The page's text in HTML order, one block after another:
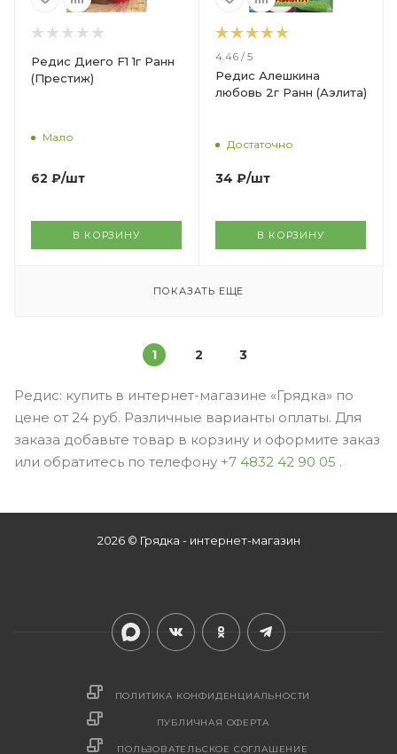
Редис Диего F1 1г Ранн
(Престиж)
Мало
62 ₽/шт
В КОРЗИНУ
4.46 / 5
Редис Алешкина
любовь 2г Ранн (Аэлита)
Достаточно
34 ₽/шт
В КОРЗИНУ
ПОКАЗАТЬ ЕЩЕ
1 2 3
Редис: купить в интернет-магазине «Грядка» по
цене от 24 руб. Различные варианты оплаты. Для
заказа добавьте товар в корзину и оформите заказ
или обратитесь по телефону +7 4832 42 90 05 .
2026 © Грядка - интернет-магазин
ПОЛИТИКА КОНФИДЕНЦИАЛЬНОСТИ
ПУБЛИЧНАЯ ОФЕРТА
ПОЛЬЗОВАТЕЛЬСКОЕ СОГЛАШЕНИЕ